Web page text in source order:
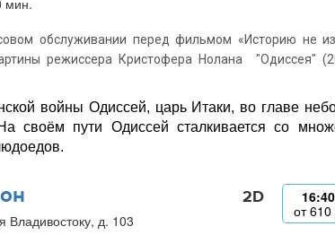
мин.
обслуживании перед фильмом «Историю не
режиссера Кристофера Нолана "Одиссея"
войны Одиссей, царь Итаки, во главе
своём пути Одиссей сталкивается со
Владивостоку, д. 103
2D
16:40
от610